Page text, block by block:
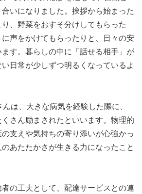
いになりました。挨拶から始まった
、野菜をおすそ分けしてもらった
声をかけてもらったりと、日々の安
す。暮らしの中に「話せる相手」が
日常が少しずつ明るくなっているよ
は、大きな病気を経験した際に、
さん励まされたといいます。物理的
支えや気持ちの寄り添いが心強かっ
あたたかさが生きる力になったこと
の工夫として、配達サービスとの連